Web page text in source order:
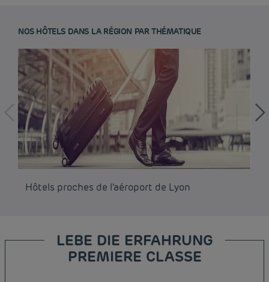
NOS HÔTELS DANS LA RÉGION PAR THÉMATIQUE
Hôtels proches de l'aéroport de Lyon
LEBE DIE ERFAHRUNG
PREMIERE CLASSE